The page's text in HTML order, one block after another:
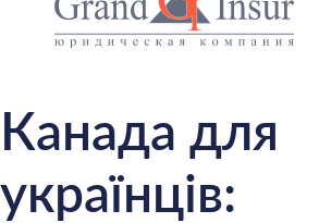
Канада для
українців: